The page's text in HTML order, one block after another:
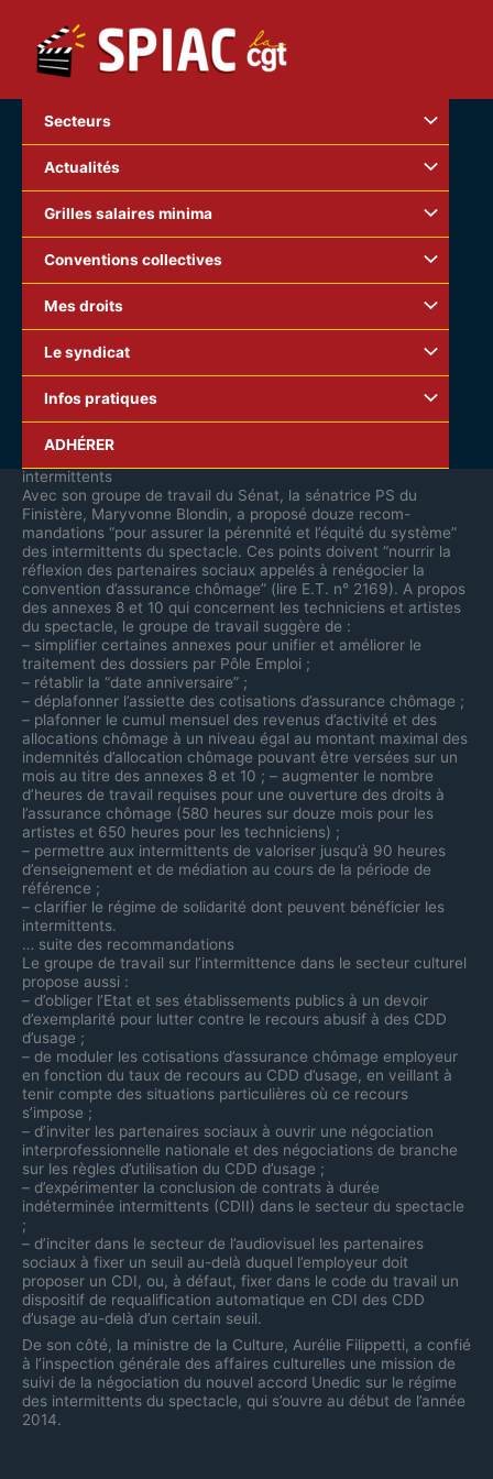
contenu
Secteurs
Actualités
Grilles salaires minima
Conventions collectives
Mes droits
Le syndicat
Infos pratiques
ADHÉRER
intermittents
Avec son groupe de travail du Sénat, la sénatrice PS du
Finistère, Maryvonne Blondin, a proposé douze recom-
mandations “pour assurer la pérennité et l’équité du système”
des intermittents du spectacle. Ces points doivent “nourrir la
réflexion des partenaires sociaux appelés à renégocier la
convention d’assurance chômage” (lire E.T. n° 2169). A propos
des annexes 8 et 10 qui concernent les techniciens et artistes
du spectacle, le groupe de travail suggère de :
– simplifier certaines annexes pour unifier et améliorer le
traitement des dossiers par Pôle Emploi ;
– rétablir la “date anniversaire” ;
– déplafonner l’assiette des cotisations d’assurance chômage ;
– plafonner le cumul mensuel des revenus d’activité et des
allocations chômage à un niveau égal au montant maximal des
indemnités d’allocation chômage pouvant être versées sur un
mois au titre des annexes 8 et 10 ; – augmenter le nombre
d’heures de travail requises pour une ouverture des droits à
l’assurance chômage (580 heures sur douze mois pour les
artistes et 650 heures pour les techniciens) ;
– permettre aux intermittents de valoriser jusqu’à 90 heures
d’enseignement et de médiation au cours de la période de
référence ;
– clarifier le régime de solidarité dont peuvent bénéficier les
intermittents.
… suite des recommandations
Le groupe de travail sur l’intermittence dans le secteur culturel
propose aussi :
– d’obliger l’Etat et ses établissements publics à un devoir
d’exemplarité pour lutter contre le recours abusif à des CDD
d’usage ;
– de moduler les cotisations d’assurance chômage employeur
en fonction du taux de recours au CDD d’usage, en veillant à
tenir compte des situations particulières où ce recours
s’impose ;
– d’inviter les partenaires sociaux à ouvrir une négociation
interprofessionnelle nationale et des négociations de branche
sur les règles d’utilisation du CDD d’usage ;
– d’expérimenter la conclusion de contrats à durée
indéterminée intermittents (CDII) dans le secteur du spectacle
;
– d’inciter dans le secteur de l’audiovisuel les partenaires
sociaux à fixer un seuil au-delà duquel l’employeur doit
proposer un CDI, ou, à défaut, fixer dans le code du travail un
dispositif de requalification automatique en CDI des CDD
d’usage au-delà d’un certain seuil.
De son côté, la ministre de la Culture, Aurélie Filippetti, a confié
à l’inspection générale des affaires culturelles une mission de
suivi de la négociation du nouvel accord Unedic sur le régime
des intermittents du spectacle, qui s’ouvre au début de l’année
2014.